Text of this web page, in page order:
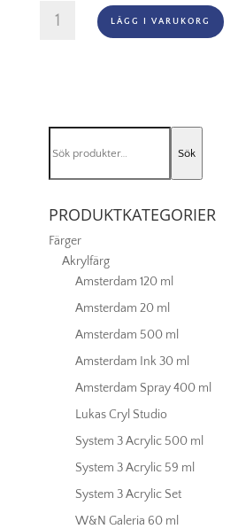
Amsterdam
Akryl
mängd
LÄGG I VARUKORG
efter:
Sök
PRODUKTKATEGORIER
Färger
Akrylfärg
Amsterdam 120 ml
Amsterdam 20 ml
Amsterdam 500 ml
Amsterdam Ink 30 ml
Amsterdam Spray 400 ml
Lukas Cryl Studio
System 3 Acrylic 500 ml
System 3 Acrylic 59 ml
System 3 Acrylic Set
W&N Galeria 60 ml